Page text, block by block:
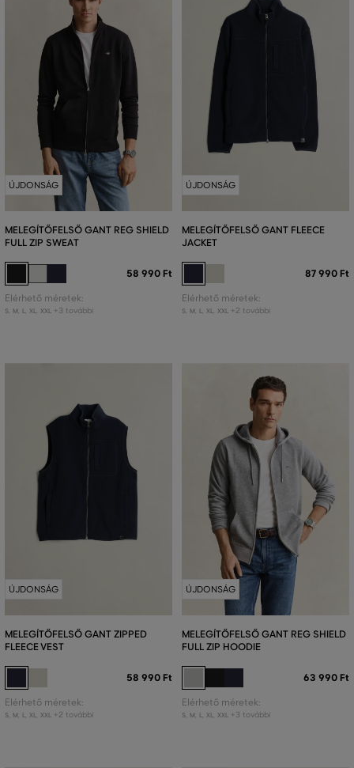
ÚJDONSÁG
MELEGÍTŐFELSŐ GANT REG SHIELD
FULL ZIP SWEAT
58 990 Ft
Elérhető méretek:
S, M L XL XXL +3 további
ÚJDONSÁG
MELEGÍTŐFELSŐ GANT FLEECE
JACKET
87 990 Ft
Elérhető méretek:
S, M L XL XXL +2 további
ÚJDONSÁG
MELEGÍTŐFELSŐ GANT ZIPPED
FLEECE VEST
58 990 Ft
Elérhető méretek:
S, M L XL XXL +2 további
ÚJDONSÁG
MELEGÍTŐFELSŐ GANT REG SHIELD
FULL ZIP HOODIE
63 990 Ft
Elérhető méretek:
S, M L XL XXL +3 további